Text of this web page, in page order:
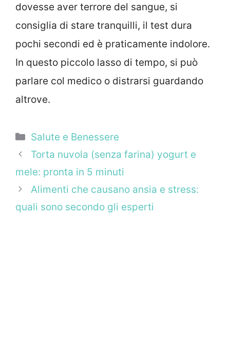
dovesse aver terrore del sangue, si
consiglia di stare tranquilli, il test dura
pochi secondi ed è praticamente indolore.
In questo piccolo lasso di tempo, si può
parlare col medico o distrarsi guardando
altrove.
Categorie
Salute e Benessere
Torta nuvola (senza farina) yogurt e
mele: pronta in 5 minuti
Alimenti che causano ansia e stress:
quali sono secondo gli esperti